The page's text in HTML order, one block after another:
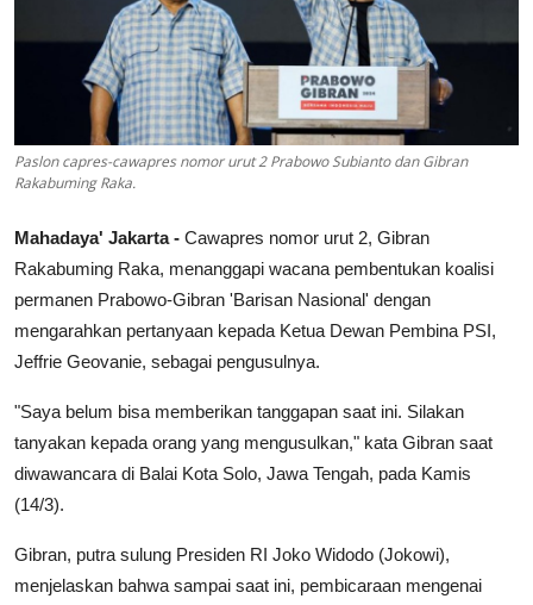
Paslon capres-cawapres nomor urut 2 Prabowo Subianto dan Gibran
Rakabuming Raka.
Mahadaya' Jakarta - Cawapres nomor urut 2, Gibran
Rakabuming Raka, menanggapi wacana pembentukan koalisi
permanen Prabowo-Gibran 'Barisan Nasional' dengan
mengarahkan pertanyaan kepada Ketua Dewan Pembina PSI,
Jeffrie Geovanie, sebagai pengusulnya.
"Saya belum bisa memberikan tanggapan saat ini. Silakan
tanyakan kepada orang yang mengusulkan," kata Gibran saat
diwawancara di Balai Kota Solo, Jawa Tengah, pada Kamis
(14/3).
Gibran, putra sulung Presiden RI Joko Widodo (Jokowi),
menjelaskan bahwa sampai saat ini, pembicaraan mengenai